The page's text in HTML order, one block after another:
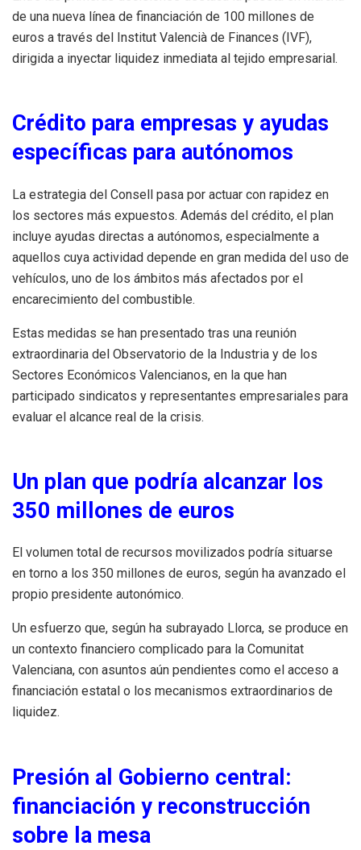
de una nueva línea de financiación de 100 millones de
euros a través del Institut Valencià de Finances (IVF),
dirigida a inyectar liquidez inmediata al tejido empresarial.
Crédito para empresas y ayudas
específicas para autónomos
La estrategia del Consell pasa por actuar con rapidez en
los sectores más expuestos. Además del crédito, el plan
incluye ayudas directas a autónomos, especialmente a
aquellos cuya actividad depende en gran medida del uso de
vehículos, uno de los ámbitos más afectados por el
encarecimiento del combustible.
Estas medidas se han presentado tras una reunión
extraordinaria del Observatorio de la Industria y de los
Sectores Económicos Valencianos, en la que han
participado sindicatos y representantes empresariales para
evaluar el alcance real de la crisis.
Un plan que podría alcanzar los
350 millones de euros
El volumen total de recursos movilizados podría situarse
en torno a los 350 millones de euros, según ha avanzado el
propio presidente autonómico.
Un esfuerzo que, según ha subrayado Llorca, se produce en
un contexto financiero complicado para la Comunitat
Valenciana, con asuntos aún pendientes como el acceso a
financiación estatal o los mecanismos extraordinarios de
liquidez.
Presión al Gobierno central:
financiación y reconstrucción
sobre la mesa